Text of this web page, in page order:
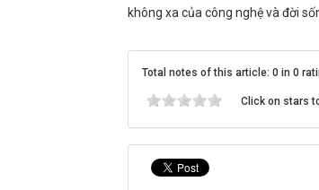
không xa của công nghệ và đời
Total notes of this article: 0 in 0
Click on stars